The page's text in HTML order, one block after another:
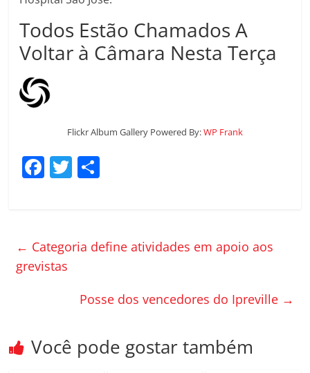
Todos Estão Chamados A
Voltar à Câmara Nesta Terça
Flickr Album Gallery Powered By:WP Frank
F
b
o
T
ar
h
← Categoria define atividades em apoio aos
grevistas
Posse dos vencedores do Ipreville →
Você pode gostar também